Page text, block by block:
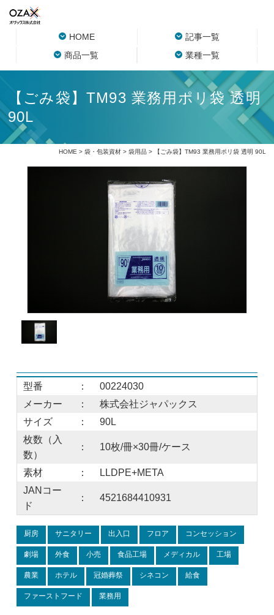
HOME
記事一覧
商品一覧
業種一覧
【ごみ袋】TM93 業務用ポリ袋 透明
90L
HOME > 袋・包装資材> 袋用品> 【ごみ袋】TM93 業務用ポリ袋 透明 90L
型番 ：
00224030
メーカー
：
株式会社ジャパックス
サイズ
：
90L
枚数（入
数）
： 10枚/冊×30冊/ケース
素材 ：
LLDPE+META
JANコー
ド
： 4521684410931
厨房 サニタリー 出入口 フロア コンセッション
劇場 外食 小売 食品工場 メディカル 工場
農業 ホテル 冠婚葬祭 シネコン 給食
ファーストフード 業務用